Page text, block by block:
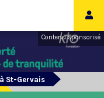
Contenu sponsorisé
St-Gervais